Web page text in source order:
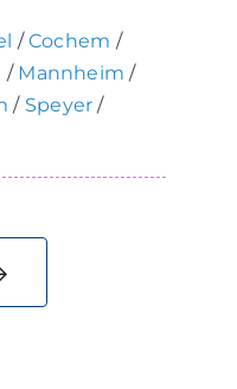
/Cochem /
/ Mannheim /
/ Speyer /